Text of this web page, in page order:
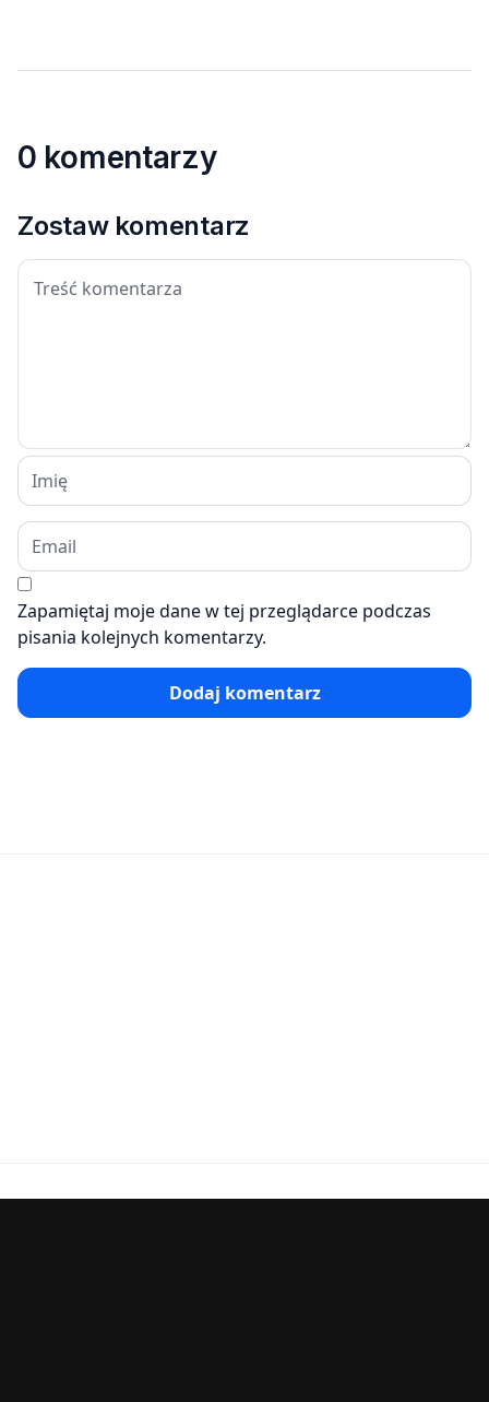
0 komentarzy
Zostaw komentarz
Zapamiętaj moje dane w tej przeglądarce podczas
pisania kolejnych komentarzy.
Dodaj komentarz